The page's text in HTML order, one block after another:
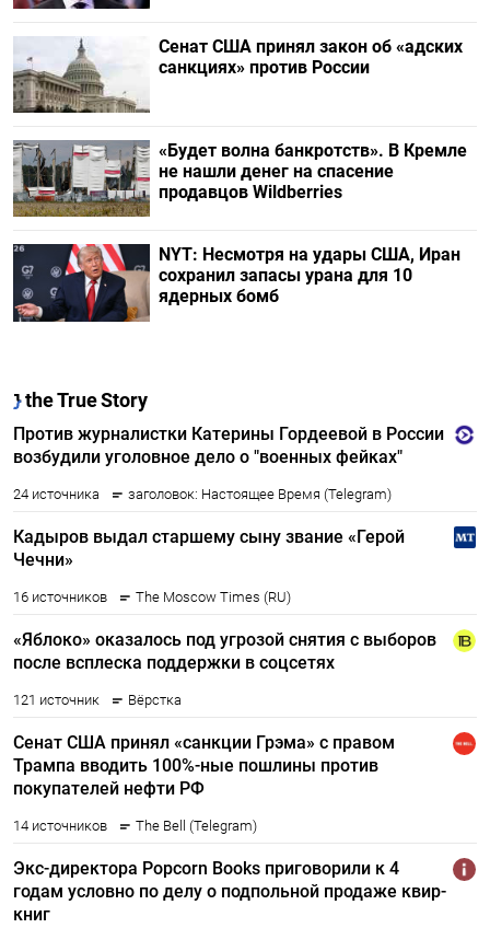
Сенат США принял закон об «адских
санкциях» против России
«Будет волна банкротств». В Кремле
не нашли денег на спасение
продавцов Wildberries
NYT: Несмотря на удары США, Иран
сохранил запасы урана для 10
ядерных бомб